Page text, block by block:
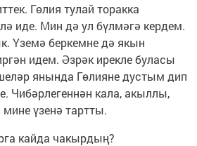
Гөлия тулай торакка
иде. Мин дә ул бүлмәгә кердем.
Үземә беркемне дә якын
идем. Әзрәк ирекле буласы
янында Гөлияне дустым дип
Чибәрлегеннән кала, акыллы,
үзенә тартты.
кайда чакырдың?